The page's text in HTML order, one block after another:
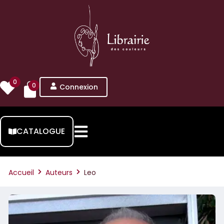
0 0 Connexion
CATALOGUE
Accueil Auteurs Leo